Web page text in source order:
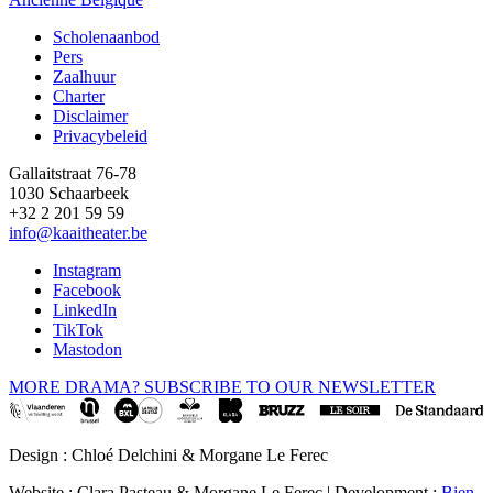
Footer
Scholenaanbod
Pers
Zaalhuur
Charter
Disclaimer
Privacybeleid
Gallaitstraat 76-78
1030 Schaarbeek
+32 2 201 59 59
info@kaaitheater.be
Instagram
Facebook
LinkedIn
TikTok
Mastodon
MORE DRAMA? SUBSCRIBE TO OUR NEWSLETTER
Design : Chloé Delchini & Morgane Le Ferec